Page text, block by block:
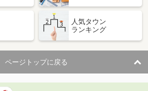
みずほ２丁目
静岡県静岡市駿河区みずほ２丁目
別 貸事務所
面積 31.73m²
人気タウン
ランキング
ページトップに戻る